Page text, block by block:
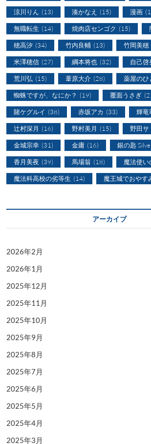
涼川りん (13) 湊かなえ (15) 漫画
無職転生 (14) 焼肉店センゴク (15)
穂高汐 (34) 竹内良輔 (13) 竹岡美穂
米澤穂信 (27) 綱本将也 (32) 自己啓
荒川弘 (15) 葦原大介 (28) 薬屋のひ
蜘蛛ですが、なにか？ (19) 覆面うさぎ
賭ケグルイ (38) 赤坂アカ (33) 輝竜
辻村深月 (16) 野村美月 (15) 野田サ
金城宗幸 (31) 金庸 (16) 銀の匙
香月美夜 (39) 馬場翁 (18) 魔法使い
魔法科高校の劣等生 (14) 魔王城でおやす
アーカイブ
2026年2月
2026年1月
2025年12月
2025年11月
2025年10月
2025年9月
2025年8月
2025年7月
2025年6月
2025年5月
2025年4月
2025年3月